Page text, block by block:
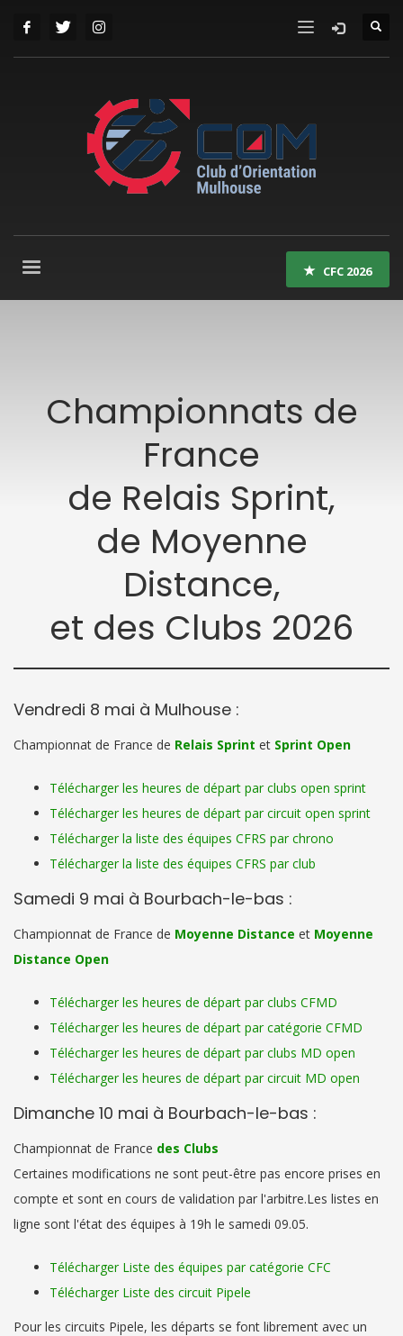
CFC 2026
Championnats de
France
de Relais Sprint,
de Moyenne
Distance,
et des Clubs 2026
Vendredi 8 mai à Mulhouse :
Championnat de France de Relais Sprint et Sprint Open
Télécharger les heures de départ par clubs open sprint
Télécharger les heures de départ par circuit open sprint
Télécharger la liste des équipes CFRS par chrono
Télécharger la liste des équipes CFRS par club
Samedi 9 mai à Bourbach-le-bas :
Championnat de France de Moyenne Distance et Moyenne
Distance Open
Télécharger les heures de départ par clubs CFMD
Télécharger les heures de départ par catégorie CFMD
Télécharger les heures de départ par clubs MD open
Télécharger les heures de départ par circuit MD open
Dimanche 10 mai à Bourbach-le-bas :
Championnat de France des Clubs
Certaines modifications ne sont peut-être pas encore prises en
compte et sont en cours de validation par l'arbitre.Les listes en
ligne sont l'état des équipes à 19h le samedi 09.05.
Télécharger Liste des équipes par catégorie CFC
Télécharger Liste des circuit Pipele
Pour les circuits Pipele, les départs se font librement avec un